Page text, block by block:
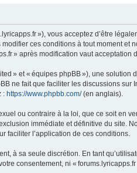
»), vous acceptez d’être
ces conditions à tout moment et
» après modification vaut acceptation
» et « équipes phpBB »), une solution
ne fait que faciliter les discussions sur
: https://www.phpbb.com/(en anglais).
ou contraire à la loi, que ce soit en
immédiate et définitive du site.
faciliter l’application de ces conditions.
à sa seule discrétion. En tant
consentement, ni «